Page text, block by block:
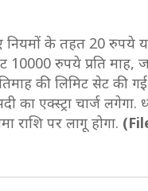
के तहत 20 रुपये
10000 रुपये प्रति माह,
की लिमिट सेट की
का एक्स्ट्रा चार्ज लगेगा.
राशि पर लागू होगा.